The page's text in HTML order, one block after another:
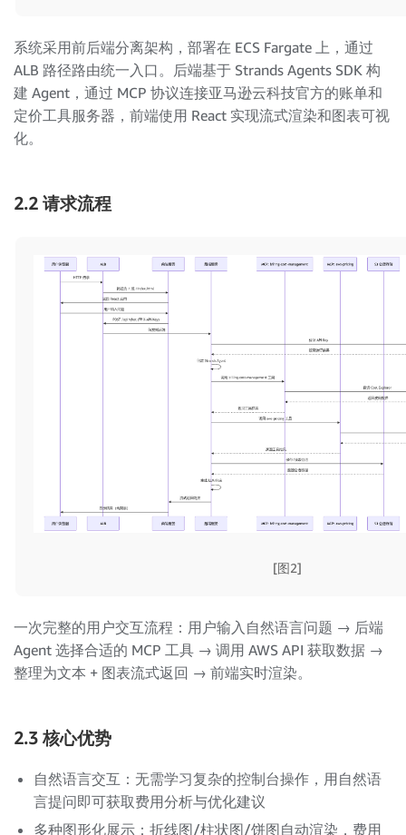
系统采用前后端分离架构，部署在 ECS Fargate 上，通过
ALB 路径路由统一入口。后端基于 Strands Agents SDK 构
建 Agent，通过 MCP 协议连接亚马逊云科技官方的账单和
定价工具服务器，前端使用 React 实现流式渲染和图表可视
化。
2.2 请求流程
[图2]
一次完整的用户交互流程：用户输入自然语言问题 → 后端
Agent 选择合适的 MCP 工具 → 调用 AWS API 获取数据 →
整理为文本 + 图表流式返回 → 前端实时渲染。
2.3 核心优势
自然语言交互：无需学习复杂的控制台操作，用自然语
言提问即可获取费用分析与优化建议
多种图形化展示：折线图/柱状图/饼图自动渲染，费用